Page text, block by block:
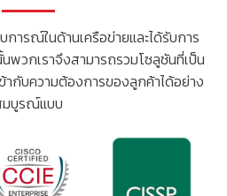
ารณ์ในด้านเครือข่ายและได้รับการ
วกเราจึงสามารถรวมโซลูชันที่เป็น
กับความต้องการของลูกค้าได้อย่าง
บูรณ์แบบ